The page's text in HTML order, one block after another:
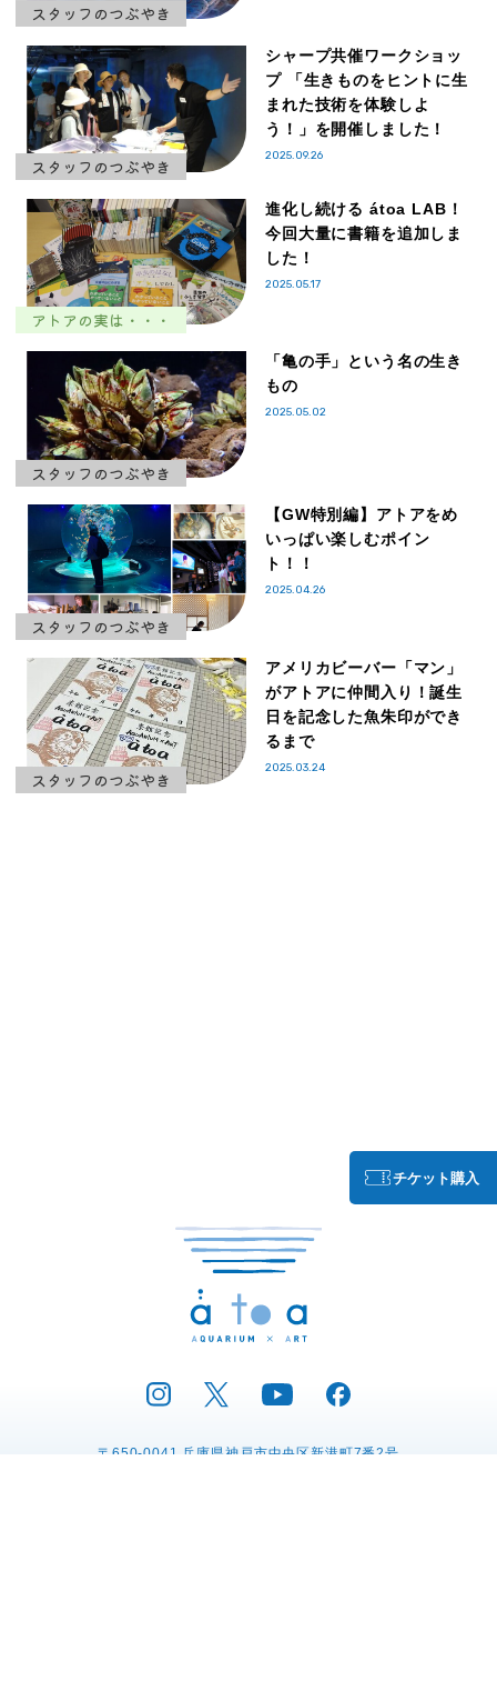
スタッフのつぶやき
スタッフのつぶやき
シャープ共催ワークショッ
プ 「生きものをヒントに生
まれた技術を体験しよ
う！」を開催しました！
2025.09.26
アトアの実は・・・
進化し続ける átoa LAB！
今回大量に書籍を追加しま
した！
2025.05.17
スタッフのつぶやき
「亀の手」という名の生き
もの
2025.05.02
スタッフのつぶやき
【GW特別編】アトアをめ
いっぱい楽しむポイン
ト！！
2025.04.26
スタッフのつぶやき
アメリカビーバー「マン」
がアトアに仲間入り！誕生
日を記念した魚朱印ができ
るまで
2025.03.24
チケット購入
〒650-0041 兵庫県神戸市中央区新港町7番2号